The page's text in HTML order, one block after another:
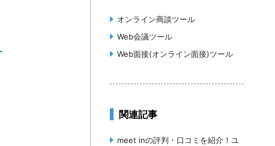
オンライン商談ツール
Web会議ツール
Web面接(オンライン面接)ツール
関連記事
meet inの評判・口コミを紹介！ユ